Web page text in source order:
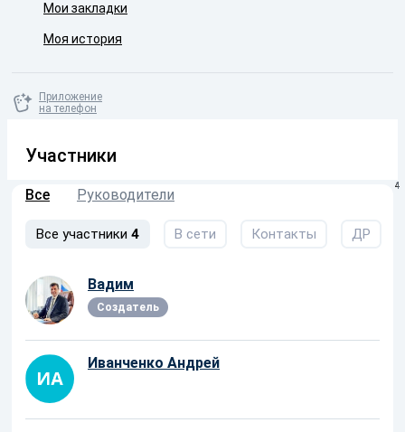
Мои закладки
Моя история
Приложение
на телефон
Участники
Все
4
Руководители
1
Все участники 4 В сети Контакты ДР
Вадим
Создатель
Иванченко Андрей